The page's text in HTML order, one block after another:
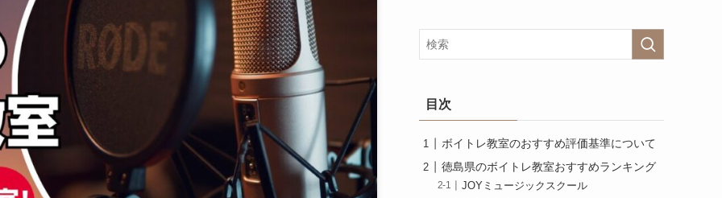
目次
ボイトレ教室のおすすめ評価基準について
徳島県のボイトレ教室おすすめランキング
JOYミュージックスクール